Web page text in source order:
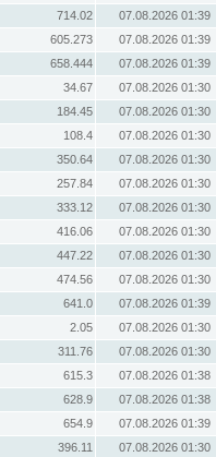
714.02
07.08.2026 01:39
605.273
07.08.2026 01:39
658.444
07.08.2026 01:39
34.67
07.08.2026 01:30
184.45
07.08.2026 01:30
108.4
07.08.2026 01:30
350.64
07.08.2026 01:30
257.84
07.08.2026 01:30
333.12
07.08.2026 01:30
416.06
07.08.2026 01:30
447.22
07.08.2026 01:30
474.56
07.08.2026 01:30
641.0
07.08.2026 01:39
2.05
07.08.2026 01:30
311.76
07.08.2026 01:30
615.3
07.08.2026 01:38
628.9
07.08.2026 01:38
654.9
07.08.2026 01:39
396.11 07.08.2026 01:30